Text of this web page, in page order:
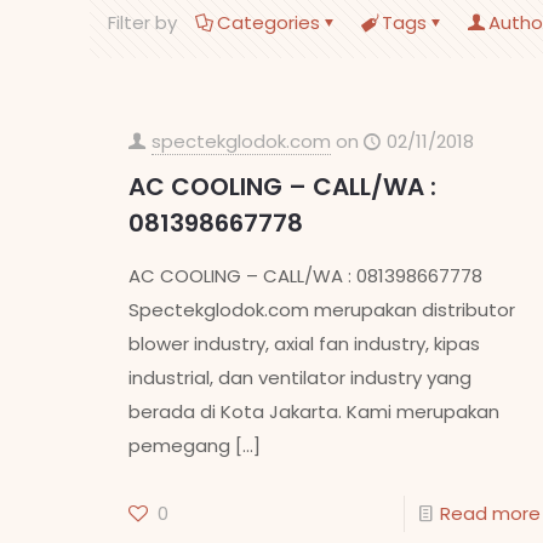
Filter by Categories Tags
spectekglodok.com on 02/11/2018
AC COOLING – CALL/WA :
081398667778
AC COOLING – CALL/WA : 081398667778
Spectekglodok.com merupakan distributor
blower industry, axial fan industry, kipas
industrial, dan ventilator industry yang
berada di Kota Jakarta. Kami merupakan
pemegang […]
0 Read more